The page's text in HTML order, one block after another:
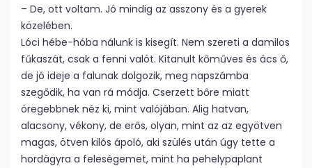
– De, ott voltam. Jó mindig az asszony és a gyerek
közelében.
Lóci hébe-hóba nálunk is kisegít. Nem szereti a damilos
fűkaszát, csak a fenni valót. Kitanult kőműves és ács ő,
de jó ideje a falunak dolgozik, meg napszámba
szegődik, ha van rá módja. Cserzett bőre miatt
öregebbnek néz ki, mint valójában. Alig hatvan,
alacsony, vékony, de erős, olyan, mint az az egyötven
magas, ötven kilós ápoló, aki szülés után úgy tette a
hordágyra a feleségemet, mint ha pehelypaplant